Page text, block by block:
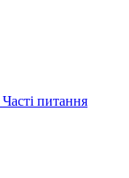
Часті питання